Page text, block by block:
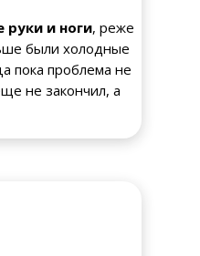
руки и ноги, реже
были холодные
пока проблема не
не закончил, а